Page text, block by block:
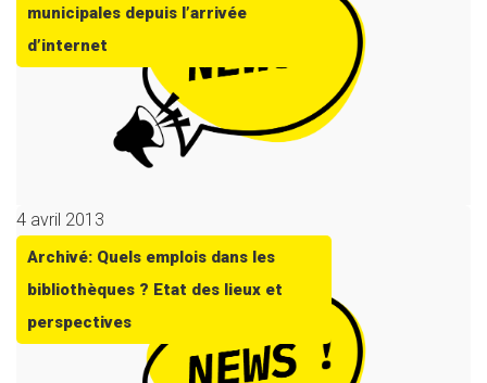
municipales depuis l’arrivée
d’internet
4 avril 2013
Archivé: Quels emplois dans les
bibliothèques ? Etat des lieux et
perspectives